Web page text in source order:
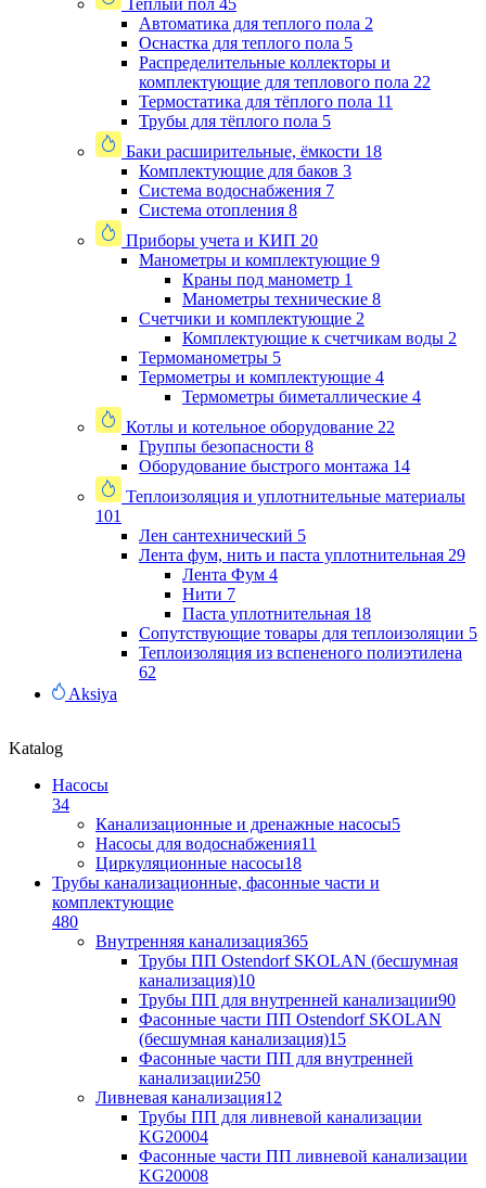
Теплый пол 45
Автоматика для теплого пола 2
Оснастка для теплого пола 5
Распределительные коллекторы и
комплектующие для теплового пола 22
Термостатика для тёплого пола 11
Трубы для тёплого пола 5
Баки расширительные, ёмкости 18
Комплектующие для баков 3
Система водоснабжения 7
Система отопления 8
Приборы учета и КИП 20
Манометры и комплектующие 9
Краны под манометр 1
Манометры технические 8
Счетчики и комплектующие 2
Комплектующие к счетчикам воды 2
Термоманометры 5
Термометры и комплектующие 4
Термометры биметаллические 4
Котлы и котельное оборудование 22
Группы безопасности 8
Оборудование быстрого монтажа 14
Теплоизоляция и уплотнительные материалы
101
Лен сантехнический 5
Лента фум, нить и паста уплотнительная 29
Лента Фум 4
Нити 7
Паста уплотнительная 18
Сопутствующие товары для теплоизоляции 5
Теплоизоляция из вспененого полиэтилена
62
Aksiya
Katalog
Насосы
34
Канализационные и дренажные насосы5
Насосы для водоснабжения11
Циркуляционные насосы18
Трубы канализационные, фасонные части и
комплектующие
480
Внутренняя канализация365
Трубы ПП Ostendorf SKOLAN (бесшумная
канализация)10
Трубы ПП для внутренней канализации90
Фасонные части ПП Ostendorf SKOLAN
(бесшумная канализация)15
Фасонные части ПП для внутренней
канализации250
Ливневая канализация12
Трубы ПП для ливневой канализации
KG20004
Фасонные части ПП ливневой канализации
KG20008